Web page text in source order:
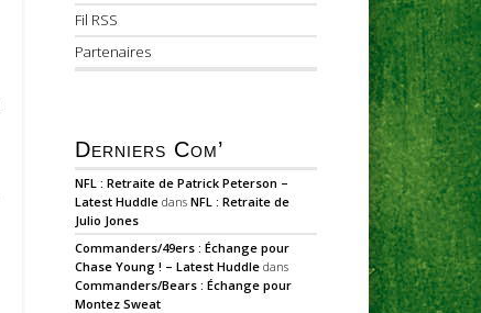
Fil RSS
Partenaires
Derniers Com’
NFL : Retraite de Patrick Peterson –
Latest Huddle dansNFL : Retraite de
Julio Jones
Commanders/49ers : Échange pour
Chase Young ! – Latest Huddle dans
Commanders/Bears : Échange pour
Montez Sweat